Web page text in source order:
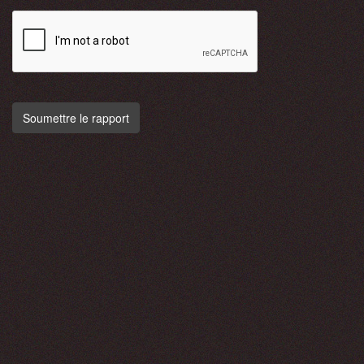
Soumettre le rapport